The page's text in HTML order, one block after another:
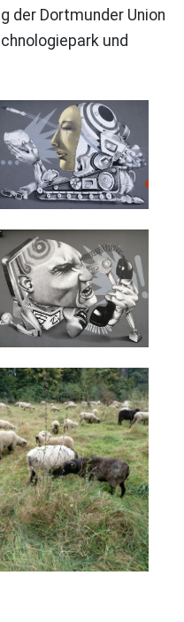
der Dortmunder Union
und